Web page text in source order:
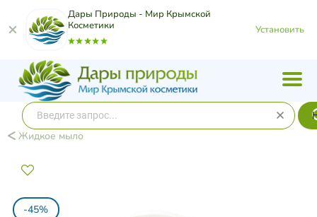
Дары Природы - Мир Крымской
Косметики
Установить
Жидкое мыло
-45%